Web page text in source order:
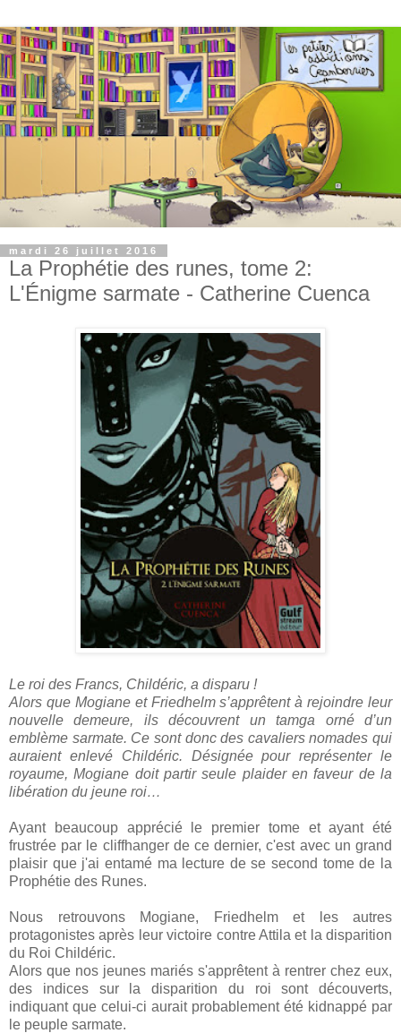
mardi 26 juillet 2016
La Prophétie des runes, tome 2:
L'Énigme sarmate - Catherine Cuenca
Le roi des Francs, Childéric, a disparu !
Alors que Mogiane et Friedhelm s’apprêtent à rejoindre leur
nouvelle demeure, ils découvrent un tamga orné d’un
emblème sarmate. Ce sont donc des cavaliers nomades qui
auraient enlevé Childéric. Désignée pour représenter le
royaume, Mogiane doit partir seule plaider en faveur de la
libération du jeune roi…
Ayant beaucoup apprécié le premier tome et ayant été
frustrée par le cliffhanger de ce dernier, c'est avec un grand
plaisir que j'ai entamé ma lecture de se second tome de la
Prophétie des Runes.
Nous retrouvons Mogiane, Friedhelm et les autres
protagonistes après leur victoire contre Attila et la disparition
du Roi Childéric.
Alors que nos jeunes mariés s'apprêtent à rentrer chez eux,
des indices sur la disparition du roi sont découverts,
indiquant que celui-ci aurait probablement été kidnappé par
le peuple sarmate.